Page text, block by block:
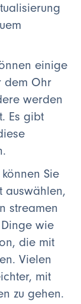
einige
dem Ohr
werden
Es gibt
Sie
auswählen,
streamen
wie
die mit
Vielen
mit
zu gehen.